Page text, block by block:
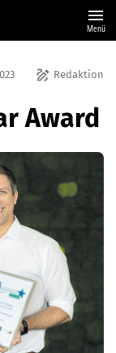
menu
Menü
draw Redaktion
Award